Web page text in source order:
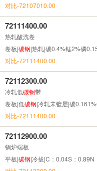
对比-72107010.00
72111400.00
热轧酸洗卷
卷板|碳钢|热轧|碳0.4%锰2%磷
对比-72111400.00
72112300.00
冷轧低碳钢带
卷板|低碳钢|冷轧未镀层|碳
对比-72111400.00
72112900.00
锅炉端板
平板|碳钢|冷拔|C：0.04S：0.89N